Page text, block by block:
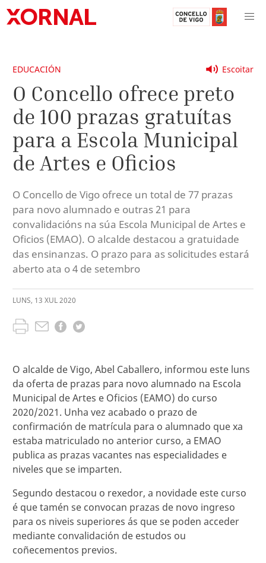
Escoitar
EDUCACIÓN
O Concello ofrece preto
de 100 prazas gratuítas
para a Escola Municipal
de Artes e Oficios
O Concello de Vigo ofrece un total de 77 prazas
para novo alumnado e outras 21 para
convalidacións na súa Escola Municipal de Artes e
Oficios (EMAO). O alcalde destacou a gratuidade
das ensinanzas. O prazo para as solicitudes estará
aberto ata o 4 de setembro
LUNS, 13 XUL2020
O alcalde de Vigo, Abel Caballero, informou este luns
da oferta de prazas para novo alumnado na Escola
Municipal de Artes e Oficios (EAMO) do curso
2020/2021. Unha vez acabado o prazo de
confirmación de matrícula para o alumnado que xa
estaba matriculado no anterior curso, a EMAO
publica as prazas vacantes nas especialidades e
niveles que se imparten.
Segundo destacou o rexedor, a novidade este curso
é que tamén se convocan prazas de novo ingreso
para os niveis superiores ás que se poden acceder
mediante convalidación de estudos ou
coñecementos previos.